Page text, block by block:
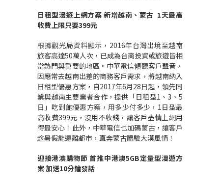
日租型漫遊上網方案 新增越南、蒙古 1天最高
收費上限只要399元
根據觀光局資料顯示，2016年台灣出境至越南
旅客高達50萬人次，已成為台商投資或旅遊皆相
當熱門與重要的地區。中華電信傾聽客戶聲音，
因應常去越南出差的商務客戶需求，將越南納入
日租型優惠方案，自2017年6月28日起，領先同
業與越南主要業者合作，提供「日租型1、3、5
日」吃到飽優惠方案，用多少付多少，1日型最
高收費399元，沒用不收錢，讓客戶盡情上網用
得最安心！此外，中華電信也加碼蒙古，讓客戶
趁暑假能遠離都市，直奔蒙古體驗大漠風情！
迎接港澳購物節 首推中港澳5GB定量型漫遊方
案加送10分鐘發話